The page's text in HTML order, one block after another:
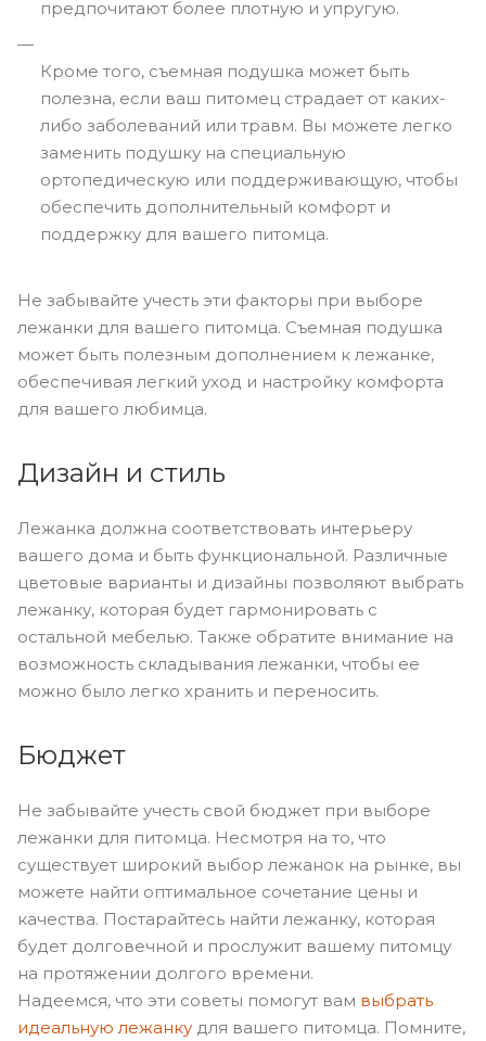
предпочитают более плотную и упругую.
Кроме того, съемная подушка может быть
полезна, если ваш питомец страдает от каких-
либо заболеваний или травм. Вы можете легко
заменить подушку на специальную
ортопедическую или поддерживающую, чтобы
обеспечить дополнительный комфорт и
поддержку для вашего питомца.
Не забывайте учесть эти факторы при выборе
лежанки для вашего питомца. Съемная подушка
может быть полезным дополнением к лежанке,
обеспечивая легкий уход и настройку комфорта
для вашего любимца.
Дизайн и стиль
Лежанка должна соответствовать интерьеру
вашего дома и быть функциональной. Различные
цветовые варианты и дизайны позволяют выбрать
лежанку, которая будет гармонировать с
остальной мебелью. Также обратите внимание на
возможность складывания лежанки, чтобы ее
можно было легко хранить и переносить.
Бюджет
Не забывайте учесть свой бюджет при выборе
лежанки для питомца. Несмотря на то, что
существует широкий выбор лежанок на рынке, вы
можете найти оптимальное сочетание цены и
качества. Постарайтесь найти лежанку, которая
будет долговечной и прослужит вашему питомцу
на протяжении долгого времени.
Надеемся, что эти советы помогут вам выбрать
идеальную лежанку для вашего питомца. Помните,